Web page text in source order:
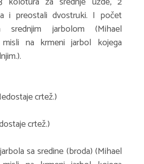
i preostali dvostruki. I počet
jarbolom (Mihael
misli na krmeni jarbol kojega
crtež.)
crtež.)
sa sredine (broda) (Mihael